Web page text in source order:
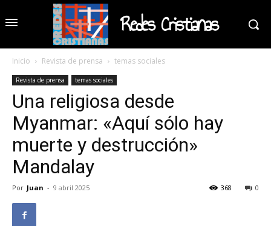
Redes Cristianas
Inicio Revista de prensa temas sociales
Revista de prensa temas sociales
Una religiosa desde
Myanmar: «Aquí sólo hay
muerte y destrucción»
Mandalay
Por Juan - 9 abril 2025 0
368